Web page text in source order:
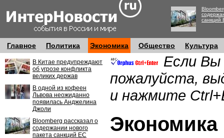
санкций
Главное Политика Экономика Общество Культура
В Китае предупреждают
об угрозе конфликта
великих держав
В одной из кофеен
Львова неожиданно
появилась Анджелина
Джоли
Bloomberg рассказал о
содержании нового
пакета санкций ЕС
Если Вы
пожалуйста,
и нажмите